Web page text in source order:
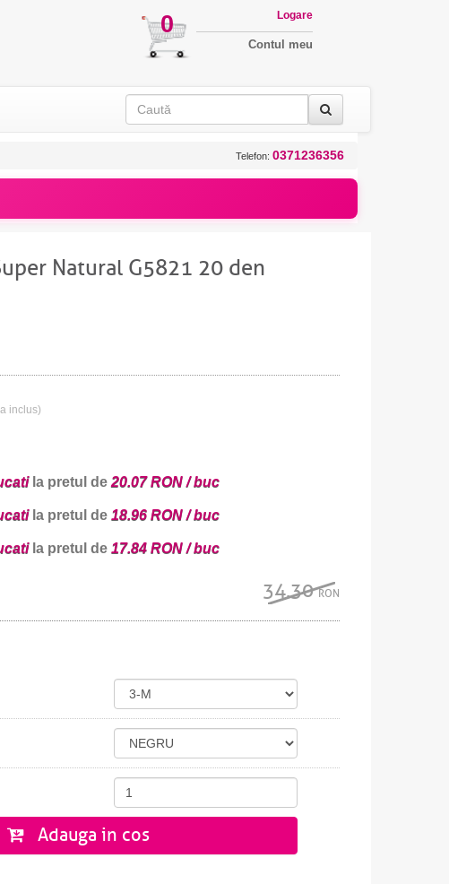
0 Logare
Contul meu
Telefon: 0371236356
Natural G5821 20 den
inclus)
la pretul de 20.07 RON / buc
la pretul de 18.96 RON / buc
la pretul de 17.84 RON / buc
34.30RON
Adauga in cos